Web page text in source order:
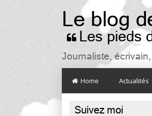
Le blog
 Les pieds
Journaliste,
Home Actualités
Suivez moi